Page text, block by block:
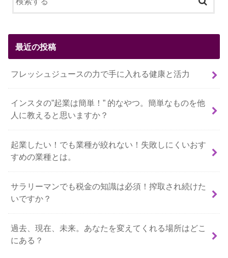
最近の投稿
フレッシュジュースの力で手に入れる健康と活力
インスタの”起業は簡単！” 的なやつ。簡単なものを他
人に教えると思いますか？
起業したい！でも業種が絞れない！失敗しにくいおす
すめの業種とは。
サラリーマンでも税金の知識は必須！搾取され続けた
いですか？
過去、現在、未来。あなたを変えてくれる場所はどこ
にある？